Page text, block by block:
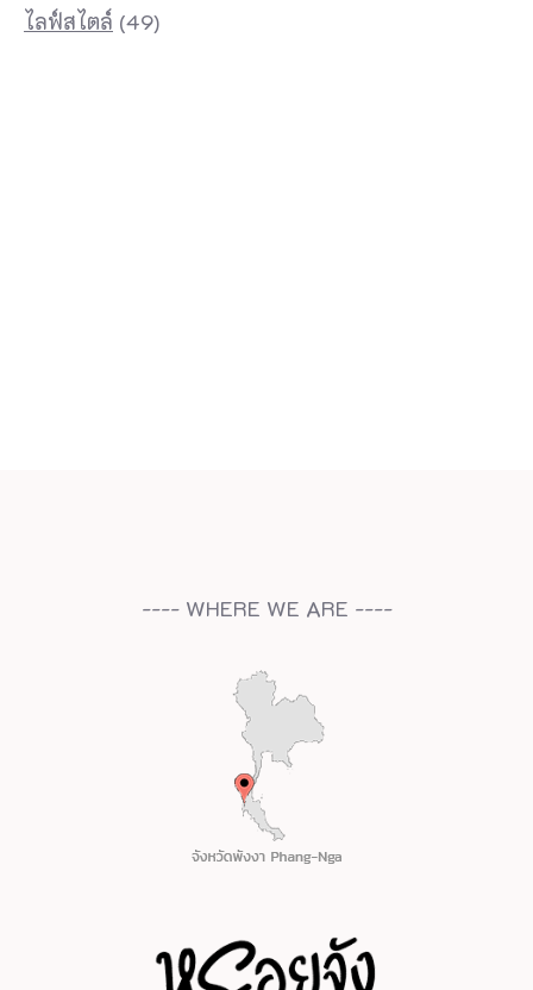
ไลฟ์สไตล์ (49)
---- WHERE WE ARE ----